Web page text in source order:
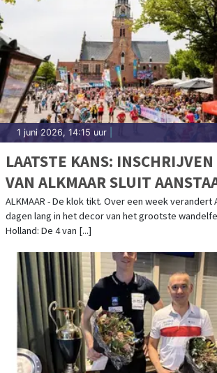
1 juni 2026, 14:15 uur
LAATSTE KANS:
VAN ALKMAAR SLUIT
WOENSDAG
ALKMAAR - De klok tikt. Over een week verandert
dagen lang in het decor van het grootste
Holland: De 4 van [...]